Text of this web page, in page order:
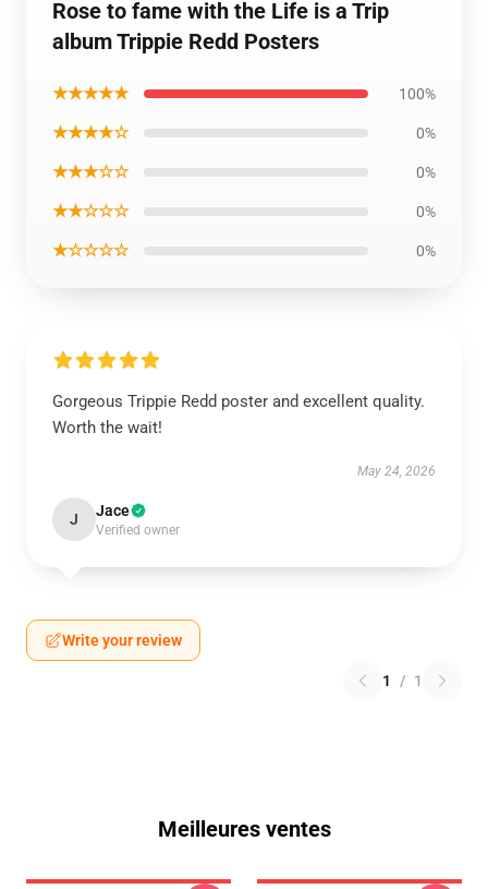
Rose to fame with the Life is a Trip
album Trippie Redd Posters
★★★★★ 100%
★★★★☆ 0%
★★★☆☆ 0%
★★☆☆☆ 0%
★☆☆☆☆ 0%
Gorgeous Trippie Redd poster and excellent quality.
Worth the wait!
May 24, 2026
J Jace
Verified owner
Write your review
1 / 1
Meilleures ventes